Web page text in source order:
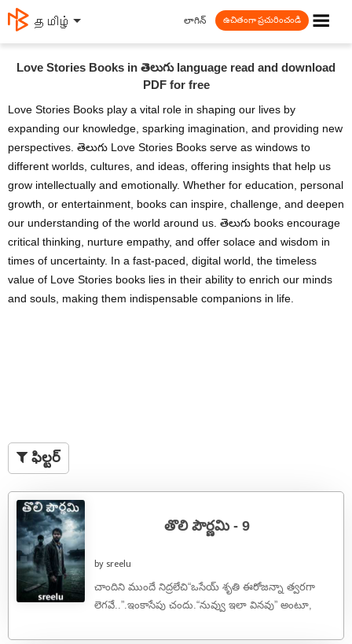
தமிழ் ☰
లాగిన్ ఉచితంగా ప్రచురించండి
Love Stories Books in తెలుగు language read and download
PDF for free
Love Stories Books play a vital role in shaping our lives by
expanding our knowledge, sparking imagination, and providing new
perspectives. తెలుగు Love Stories Books serve as windows to
different worlds, cultures, and ideas, offering insights that help us
grow intellectually and emotionally. Whether for education, personal
growth, or entertainment, books can inspire, challenge, and deepen
our understanding of the world around us. తెలుగు books encourage
critical thinking, nurture empathy, and offer solace and wisdom in
times of uncertainty. In a fast-paced, digital world, the timeless
value of Love Stories books lies in their ability to enrich our minds
and souls, making them indispensable companions in life.
ఫిల్టర్
తొలి పౌర్ణమి - 9
by sreelu
చాందిని ముందే నిద్రలేచి“ఒసేయ్ శృతి ఈరోజన్నా త్వరగా
లెగవే..”.ఇంకాసేపు చందు.“నువ్వు ఇలా వినవు” అంటూ,